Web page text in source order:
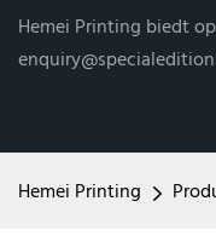
Hemei Printing biedt
Hemei Printing